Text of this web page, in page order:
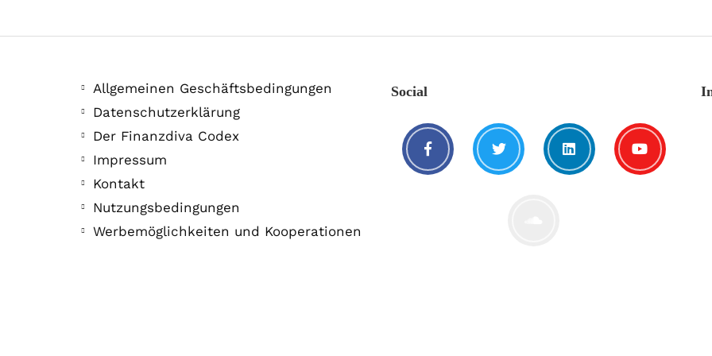
Allgemeinen Geschäftsbedingungen
Datenschutzerklärung
Der Finanzdiva Codex
Impressum
Kontakt
Nutzungsbedingungen
Werbemöglichkeiten und Kooperationen
Social